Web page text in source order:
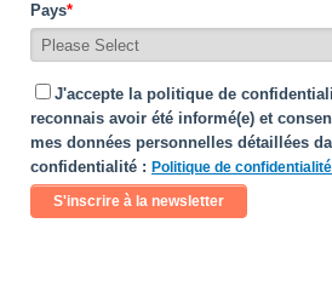
Pays*
J'accepte la politique de
reconnais avoir été informé(e) et
mes données personnelles détaillées
confidentialité : Politique de